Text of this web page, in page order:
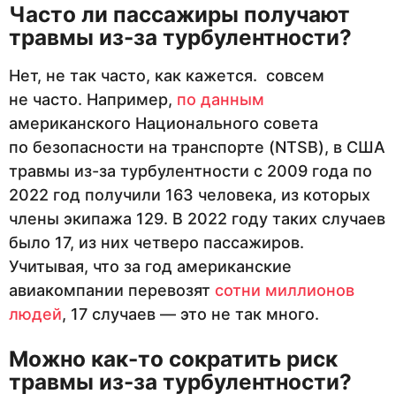
Часто ли пассажиры получают
травмы из-за турбулентности?
Нет, не так часто, как кажется. совсем
не часто. Например, по данным
американского Национального совета
по безопасности на транспорте (NTSB), в США
травмы из-за турбулентности с 2009 года по
2022 год получили 163 человека, из которых
члены экипажа 129. В 2022 году таких случаев
было 17, из них четверо пассажиров.
Учитывая, что за год американские
авиакомпании перевозят сотни миллионов
людей, 17 случаев — это не так много.
Можно как-то сократить риск
травмы из-за турбулентности?